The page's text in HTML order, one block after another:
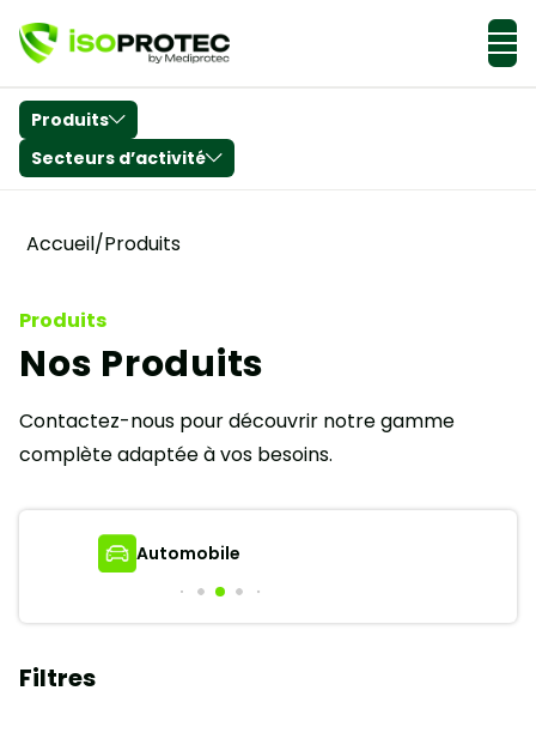
Secteurs d’activité
Produits
Accueil/Produits
Produits
Nos Produits
Contactez-nous pour découvrir notre gamme
complète adaptée à vos besoins.
Automobile
Filtres